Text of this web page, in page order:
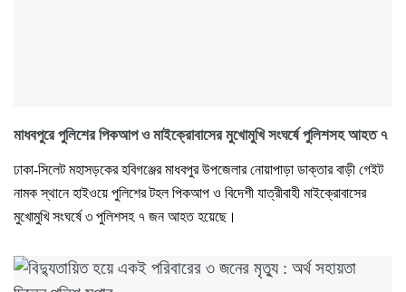
মাধবপুরে পুলিশের পিকআপ ও মাইক্রোবাসের মুখোমুখি সংঘর্ষে পুলিশসহ আহত ৭
ঢাকা-সিলেট মহাসড়কের হবিগঞ্জের মাধবপুর উপজেলার নোয়াপাড়া ডাক্তার বাড়ী গেইট
নামক স্থানে হাইওয়ে পুলিশের টহল পিকআপ ও বিদেশী যাত্রীবাহী মাইক্রোবাসের
মুখোমুখি সংঘর্ষে ৩ পুলিশসহ ৭ জন আহত হয়েছে।